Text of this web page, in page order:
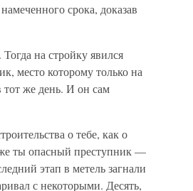
срока, доказав
на стройку явился
место которому только на
же день. И он сам
о тебе, как о
ты опасный преступник —
этап в метель загнали
с некоторыми. Десять,